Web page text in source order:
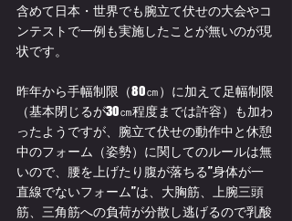
含めて日本・世界でも腕立て伏せの大会やコ
ンテストで一例も実施したことが無いのが現
状です。
昨年から手幅制限（80㎝）に加えて足幅制限
（基本閉じるが30㎝程度までは許容）も加わ
ったようですが、腕立て伏せの動作中と休憩
中のフォーム（姿勢）に関してのルールは無
いので、腰を上げたり腹が落ちる”身体が一
直線でないフォーム”は、大胸筋、上腕三頭
筋、三角筋への負荷が分散し逃げるので乳酸